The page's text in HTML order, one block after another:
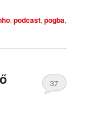
,podcast,pogba,
37